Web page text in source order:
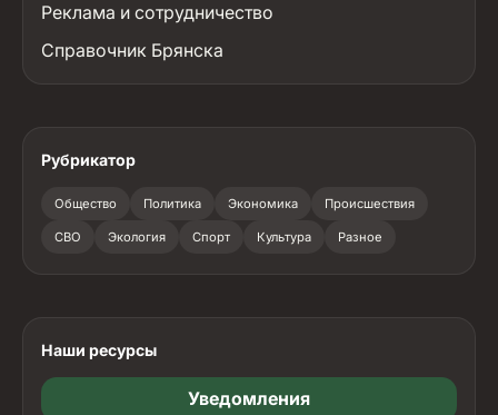
Реклама и сотрудничество
Справочник Брянска
Рубрикатор
Общество Политика Экономика Происшествия
СВО Экология Спорт Культура Разное
Наши ресурсы
Уведомления